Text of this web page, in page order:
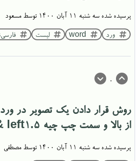
پرسیده شده سه شنبه ۱۱ آبان ۱۴۰۰ توسطمسعود
ورد word لیست
0
روش قرار دادن یک تصویر در
از بالا و سمت چپ چیه ۱top 1.5 & left1.5
پرسیده شده سه شنبه ۱۱ آبان ۱۴۰۰ توسطمصطفی